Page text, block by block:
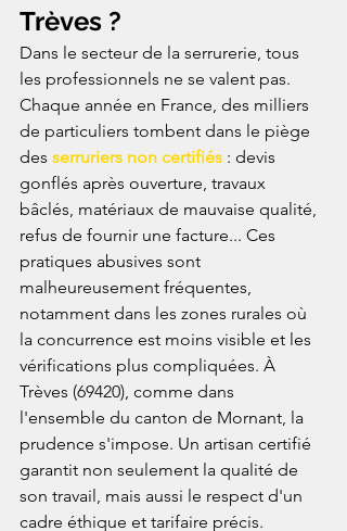
Trèves ?
Dans le secteur de la serrurerie, tous
les professionnels ne se valent pas.
Chaque année en France, des milliers
de particuliers tombent dans le piège
des serruriers non certifiés : devis
gonflés après ouverture, travaux
bâclés, matériaux de mauvaise qualité,
refus de fournir une facture... Ces
pratiques abusives sont
malheureusement fréquentes,
notamment dans les zones rurales où
la concurrence est moins visible et les
vérifications plus compliquées. À
Trèves (69420), comme dans
l'ensemble du canton de Mornant, la
prudence s'impose. Un artisan certifié
garantit non seulement la qualité de
son travail, mais aussi le respect d'un
cadre éthique et tarifaire précis.